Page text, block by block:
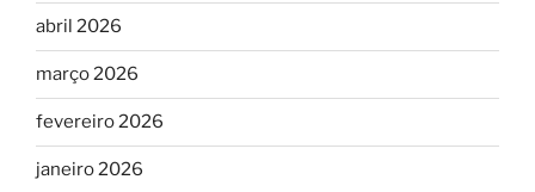
abril 2026
março 2026
fevereiro 2026
janeiro 2026